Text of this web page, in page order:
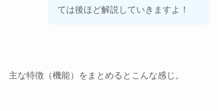
ては後ほど解説していきますよ！
主な特徴（機能）をまとめるとこんな感じ。